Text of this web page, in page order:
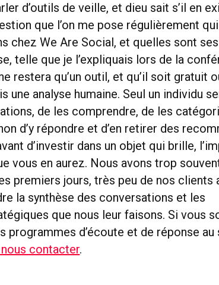
d’outils de veille, et dieu sait s’il en
que l’on me pose régulièrement
chez We Are Social, et quelles sont
telle que je l’expliquais lors de la
restera qu’un outil, et qu’il soit gratuit
une analyse humaine. Seul un individu
de les comprendre, de les
d’y répondre et d’en retirer des
d’investir dans un objet qui brille,
vous en aurez. Nous avons trop
premiers jours, très peu de nos clients
la synthèse des conversations et les
que nous leur faisons. Si vous
programmes d’écoute et de réponse au
nous contacter.